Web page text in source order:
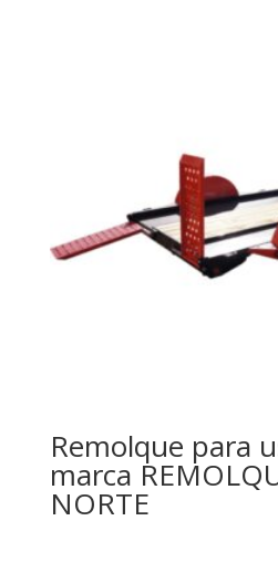
Remolque para
marca
NORTE